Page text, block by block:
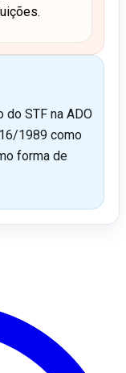
STF na ADO
1989 como
forma de